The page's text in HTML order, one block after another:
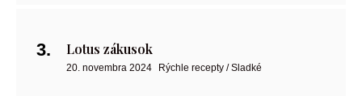
Lotus zákusok
20. novembra 2024 Rýchle recepty / Sladké